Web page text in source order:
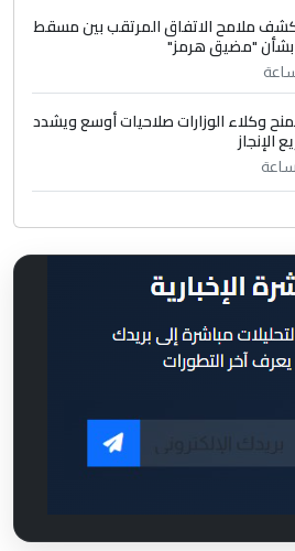
ملامح الاتفاق المرتقب بين مسقط
"مضيق هرمز"
وكلاء الوزارات صلاحيات أوسع ويشدد
الإنجاز